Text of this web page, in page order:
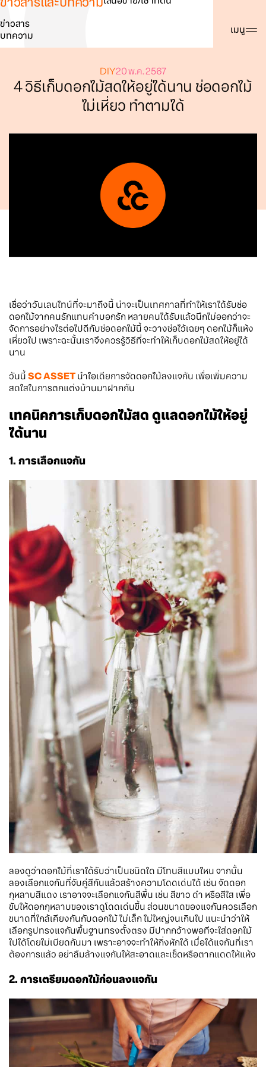
ค้นหา เมนู
ข่าวสาร
บทความ
DIY20 พ.ค. 2567
4 วิธีเก็บดอกไม้สดให้อยู่ได้นาน ช่อดอกไม้
ไม่เหี่ยว ทำตามได้
เชื่อว่าวันเลนไทน์ที่จะมาถึงนี้ น่าจะเป็นเทศกาลที่ทำให้เราได้รับช่อ
ดอกไม้จากคนรักแทนคำบอกรัก หลายคนได้รับแล้วนึกไม่ออกว่าจะ
จัดการอย่างไรต่อไปดีกับช่อดอกไม้นี้ จะวางช่อไว้เฉยๆ ดอกไม้ก็แห้ง
เหี่ยวไป เพราะฉะนั้นเราจึงควรรู้วิธีที่จะทำให้เก็บดอกไม้สดให้อยู่ได้
นาน
วันนี้ SC ASSET นำไอเดียการจัดดอกไม้ลงแจกัน เพื่อเพิ่มความ
สดใสในการตกแต่งบ้านมาฝากกัน
เทคนิคการเก็บดอกไม้สด ดูแลดอกไม้ให้อยู่
ได้นาน
1. การเลือกแจกัน
ลองดูว่าดอกไม้ที่เราได้รับว่าเป็นชนิดใด มีโทนสีแบบไหน จากนั้น
ลองเลือกแจกันที่จับคู่สีกันแล้วสร้างความโดดเด่นได้ เช่น จัดดอก
กุหลาบสีแดง เราอาจจะเลือกแจกันสีพื้น เช่น สีขาว ดำ หรือสีใส เพื่อ
ขับให้ดอกกุหลาบของเราดูโดดเด่นขึ้น ส่วนขนาดของแจกันควรเลือก
ขนาดที่ใกล้เคียงกันกับดอกไม้ ไม่เล็ก ไม่ใหญ่จนเกินไป แนะนำว่าให้
เลือกรูปทรงแจกันพื้นฐานทรงตั้งตรง มีปากกว้างพอทีจะใส่ดอกไม้
ไปได้โดยไม่เบียดกันมา เพราะอาจจะทำให้กิ่งหักได้ เมื่อได้แจกันที่เรา
ต้องการแล้ว อย่าลืมล้างแจกันให้สะอาดและเช็ดหรือตากแดดให้แห้ง
2. การเตรียมดอกไม้ก่อนลงแจกัน